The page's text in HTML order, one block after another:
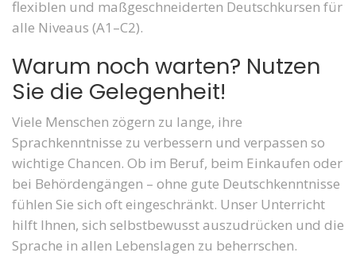
flexiblen und maßgeschneiderten Deutschkursen für
alle Niveaus (A1–C2).
Warum noch warten? Nutzen
Sie die Gelegenheit!
Viele Menschen zögern zu lange, ihre
Sprachkenntnisse zu verbessern und verpassen so
wichtige Chancen. Ob im Beruf, beim Einkaufen oder
bei Behördengängen – ohne gute Deutschkenntnisse
fühlen Sie sich oft eingeschränkt. Unser Unterricht
hilft Ihnen, sich selbstbewusst auszudrücken und die
Sprache in allen Lebenslagen zu beherrschen.